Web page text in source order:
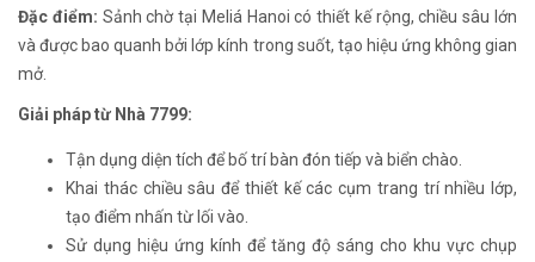
Đặc điểm: Sảnh chờ tại Meliá Hanoi có thiết kế rộng, chiều sâu lớn
và được bao quanh bởi lớp kính trong suốt, tạo hiệu ứng không gian
mở.
Giải pháp từ Nhà 7799:
Tận dụng diện tích để bố trí bàn đón tiếp và biển chào.
Khai thác chiều sâu để thiết kế các cụm trang trí nhiều lớp,
tạo điểm nhấn từ lối vào.
Sử dụng hiệu ứng kính để tăng độ sáng cho khu vực chụp